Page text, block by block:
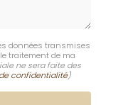
données transmises
traitement de ma
ne sera faite des
confidentialité)